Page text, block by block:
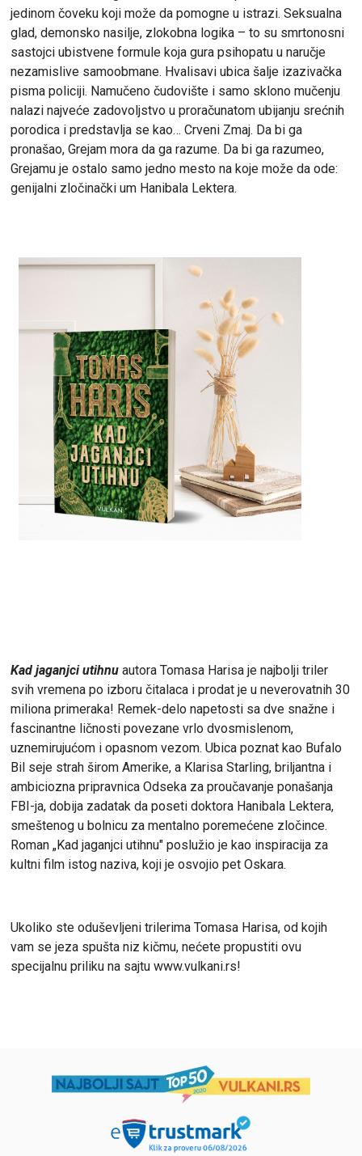
jedinom čoveku koji može da pomogne u istrazi. Seksualna
glad, demonsko nasilje, zlokobna logika – to su smrtonosni
sastojci ubistvene formule koja gura psihopatu u naručje
nezamislive samoobmane. Hvalisavi ubica šalje izazivačka
pisma policiji. Namučeno čudovište i samo sklono mučenju
nalazi najveće zadovoljstvo u proračunatom ubijanju srećnih
porodica i predstavlja se kao… Crveni Zmaj. Da bi ga
pronašao, Grejam mora da ga razume. Da bi ga razumeo,
Grejamu je ostalo samo jedno mesto na koje može da ode:
genijalni zločinački um Hanibala Lektera.
Kad jaganjci utihnuautora Tomasa Harisa je najbolji triler
svih vremena po izboru čitalaca i prodat je u neverovatnih 30
miliona primeraka! Remek-delo napetosti sa dve snažne i
fascinantne ličnosti povezane vrlo dvosmislenom,
uznemirujućom i opasnom vezom. Ubica poznat kao Bufalo
Bil seje strah širom Amerike, a Klarisa Starling, briljantna i
ambiciozna pripravnica Odseka za proučavanje ponašanja
FBI-ja, dobija zadatak da poseti doktora Hanibala Lektera,
smeštenog u bolnicu za mentalno poremećene zločince.
Roman „Kad jaganjci utihnu" poslužio je kao inspiracija za
kultni film istog naziva, koji je osvojio pet Oskara.
Ukoliko ste oduševljeni trilerima Tomasa Harisa, od kojih
vam se jeza spušta niz kičmu, nećete propustiti ovu
specijalnu priliku na sajtu www.vulkani.rs!